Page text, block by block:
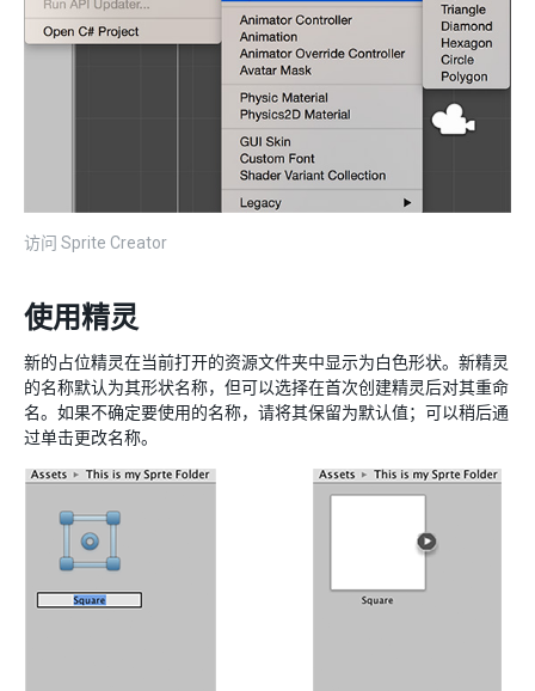
访问 Sprite Creator
使用精灵
新的占位精灵在当前打开的资源文件夹中显示为白色形状。新精灵
的名称默认为其形状名称，但可以选择在首次创建精灵后对其重命
名。如果不确定要使用的名称，请将其保留为默认值；可以稍后通
过单击更改名称。